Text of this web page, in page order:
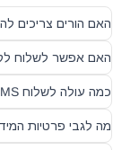
האם הורים צריכים
האם אפשר לשלוח
כמה עולה לשלוח SMS לכל ההורים בגן?
מה לגבי פרטיות